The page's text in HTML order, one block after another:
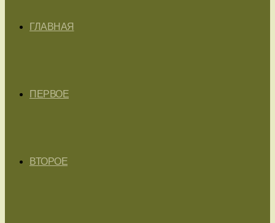
ГЛАВНАЯ
ПЕРВОЕ
ВТОРОЕ